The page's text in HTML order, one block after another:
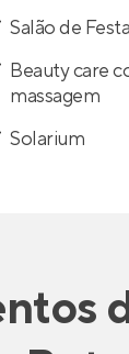
Salão de Festa
Beauty care
massagem
Solarium